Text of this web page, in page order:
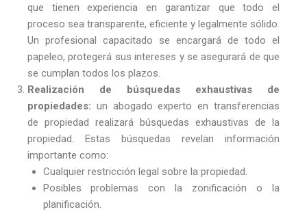
que tienen experiencia en garantizar que todo el
proceso sea transparente, eficiente y legalmente sólido.
Un profesional capacitado se encargará de todo el
papeleo, protegerá sus intereses y se asegurará de que
se cumplan todos los plazos.
Realización de búsquedas exhaustivas de
propiedades: un abogado experto en transferencias
de propiedad realizará búsquedas exhaustivas de la
propiedad. Estas búsquedas revelan información
importante como:
Cualquier restricción legal sobre la propiedad.
Posibles problemas con la zonificación o la
planificación.